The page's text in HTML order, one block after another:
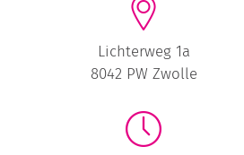
Lichterweg 1a
8042 PW Zwolle